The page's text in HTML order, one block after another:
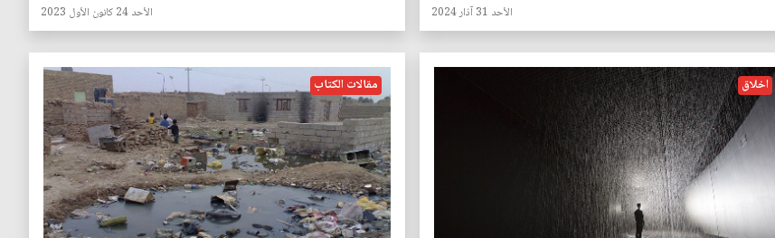
الأحد 31 آذار 2024 الأحد 24 كانون الأول 2023
اخلاق مقالات الكتاب